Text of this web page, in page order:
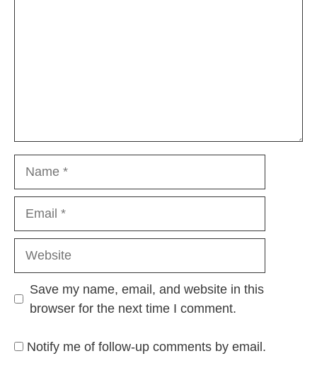
Save my name, email, and website in this
browser for the next time I comment.
Notify me of follow-up comments by email.